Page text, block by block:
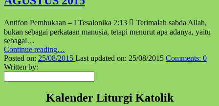
Antifon Pembukaan – I Tesalonika 2:13  Terimalah sabda Allah,
bukan sebagai perkataan manusia, tetapi menurut apa adanya, yaitu
sebagai…
Continue reading“RABU
PEKAN
26
AGUSTUS
2015”
…
Posted on: 25/08/2015 Last updated on: 25/08/2015 Comments: 0
Written by:
Kalender Liturgi Katolik